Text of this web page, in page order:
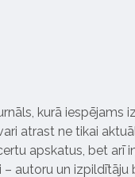
kurā iespējams
atrast ne tikai
apskatus, bet arī
autoru un izpildītāju